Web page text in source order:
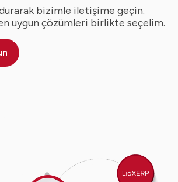
bizimle iletişime geçin.
uygun çözümleri birlikte seçelim.